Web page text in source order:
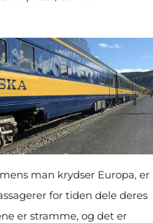
man krydser Europa, er
for tiden dele deres
er stramme, og det er